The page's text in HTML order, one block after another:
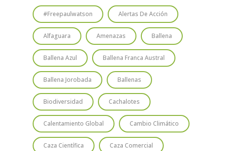
#freepaulwatson Alertas De Acción
Alfaguara Amenazas Ballena
Ballena Azul Ballena Franca Austral
Ballena Jorobada Ballenas
Biodiversidad Cachalotes
Calentamiento Global Cambio Climático
Caza Científica Caza Comercial